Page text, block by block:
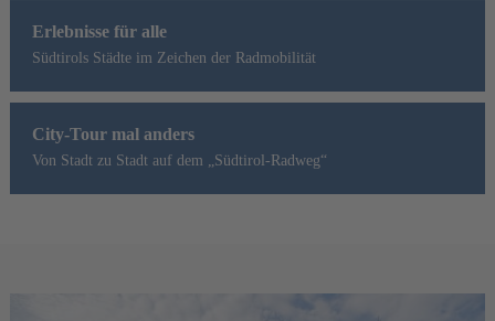
Erlebnisse für alle
Südtirols Städte im Zeichen der Radmobilität
City-Tour mal anders
Von Stadt zu Stadt auf dem „Südtirol-Radweg“